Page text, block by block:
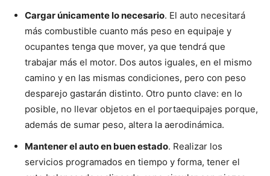
Cargar únicamente lo necesario. El auto necesitará
más combustible cuanto más peso en equipaje y
ocupantes tenga que mover, ya que tendrá que
trabajar más el motor. Dos autos iguales, en el mismo
camino y en las mismas condiciones, pero con peso
desparejo gastarán distinto. Otro punto clave: en lo
posible, no llevar objetos en el portaequipajes porque,
además de sumar peso, altera la aerodinámica.
Mantener el auto en buen estado. Realizar los
servicios programados en tiempo y forma, tener el